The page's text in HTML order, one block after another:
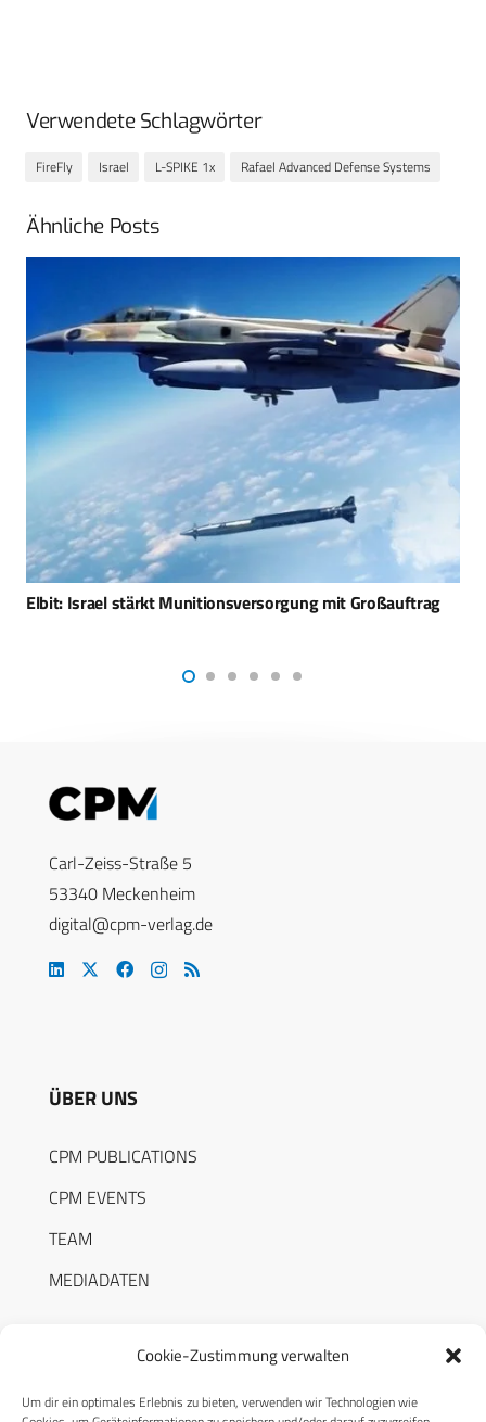
Cookie-Zustimmung verwalten
Um dir ein optimales Erlebnis zu bieten, verwenden wir Technologien wie
Verwendete Schlagwörter
FireFly Israel L-SPIKE 1x Rafael Advanced Defense Systems
Ähnliche Posts
ILA 2026: Rafael präsentiert Luftverteidigung der nächsten
Carl-Zeiss-Straße 5
53340 Meckenheim
digital@cpm-verlag.de
ÜBER UNS
CPM PUBLICATIONS
CPM EVENTS
TEAM
MEDIADATEN
RECHTLICHES